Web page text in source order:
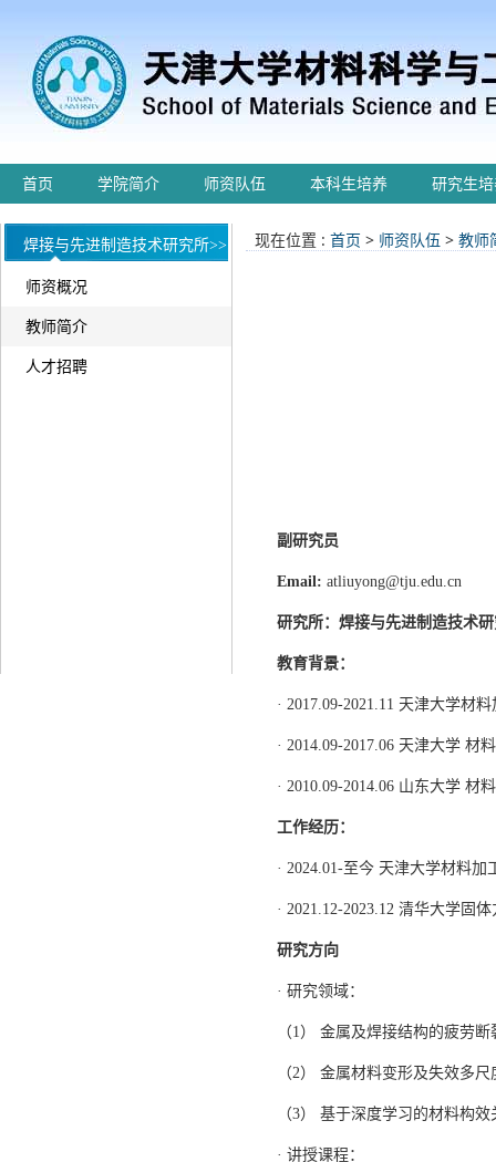
首页 学院简介 师资队伍 本科生培养 研究生
焊接与先进制造技术研究所>>
师资概况
教师简介
人才招聘
现在位置 : 首页 > 师资队伍 > 教师
副研究员
Email: atliuyong@tju.edu.cn
研究所： 焊接与先进制造技术
教育背景：
· 2017.09-2021.11 天津大学材
· 2014.09-2017.06 天津大学 材
· 2010.09-2014.06 山东大学 材
工作经历：
· 2024.01-至今 天津大学材料加
· 2021.12-2023.12 清华大学固
研究方向
· 研究领域：
（1） 金属及焊接结构的疲劳
（2） 金属材料变形及失效多
（3） 基于深度学习的材料构
· 讲授课程：